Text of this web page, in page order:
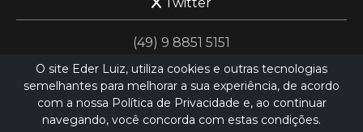
(49) 9 8851 5151
jornalismo@ederluiz.com.vc
O site Eder Luiz, utiliza cookies e outras tecnologias
semelhantes para melhorar a sua experiência, de acordo
com a nossa Política de Privacidade e, ao continuar
navegando, você concorda com estas condições.